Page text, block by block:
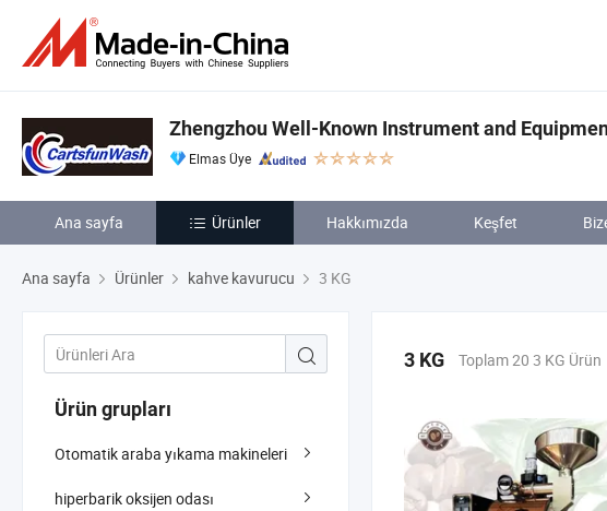
Zhengzhou Well-Known Instrument and
Elmas Üye
Ana sayfa Ürünler Hakkımızda Keşfet
Ana sayfa Ürünler kahve kavurucu 3 KG
Ürün grupları
Otomatik araba yıkama makineleri
hiperbarik oksijen odası
3 KG Toplam 20 3 KG Ürün